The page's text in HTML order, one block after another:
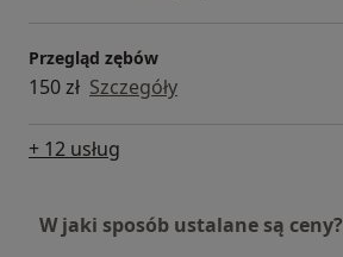
Przegląd zębów
150 zł Szczegóły
+ 12 usług
W jaki sposób ustalane są ceny?